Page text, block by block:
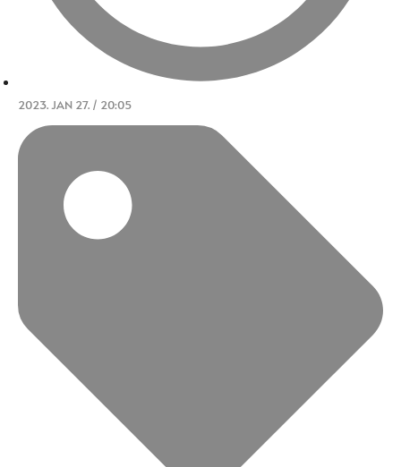
2023. JAN 27. / 20:05